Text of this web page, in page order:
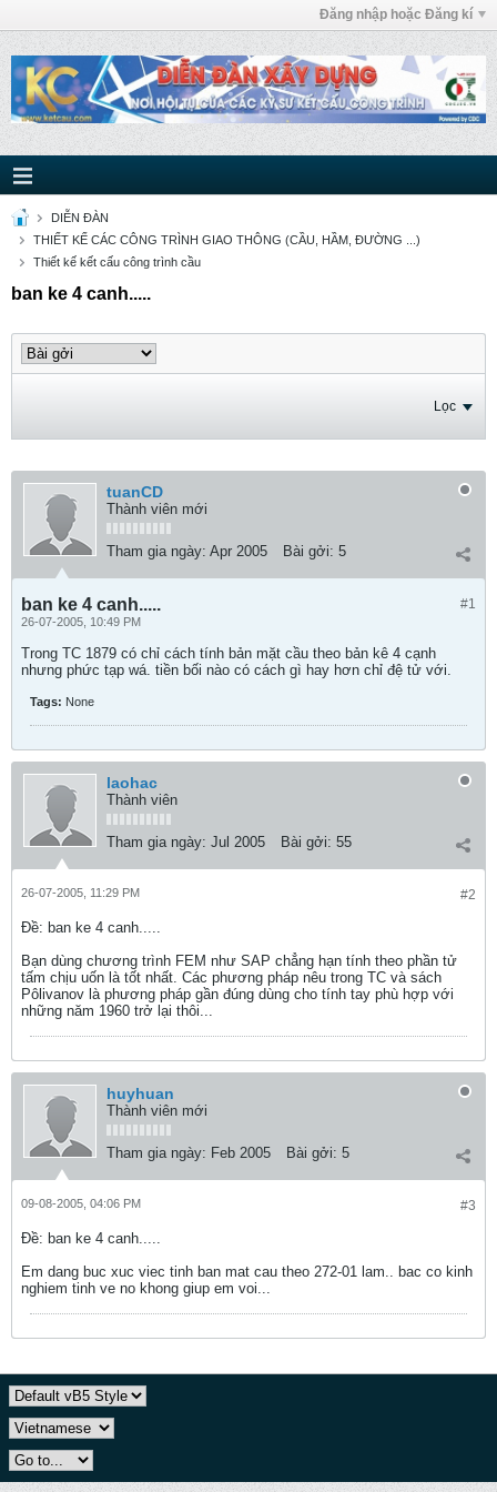
Đăng nhập hoặc Đăng kí
DIỄN ĐÀN
THIẾT KẾ CÁC CÔNG TRÌNH GIAO THÔNG (CẦU, HẦM, ĐƯỜNG ...)
Thiết kế kết cấu công trình cầu
ban ke 4 canh.....
Lọc
tuanCD
Thành viên mới
Tham gia ngày: Apr 2005 Bài gởi: 5
#1
ban ke 4 canh.....
26-07-2005, 10:49 PM
Trong TC 1879 có chỉ cách tính bản mặt cầu theo bản kê 4 cạnh
nhưng phức tạp wá. tiền bối nào có cách gì hay hơn chỉ đệ tử với.
Tags: None
laohac
Thành viên
Tham gia ngày: Jul 2005 Bài gởi: 55
#2
26-07-2005, 11:29 PM
Ðề: ban ke 4 canh.....
Bạn dùng chương trình FEM như SAP chẳng hạn tính theo phần tử
tấm chịu uốn là tốt nhất. Các phương pháp nêu trong TC và sách
Pôlivanov là phương pháp gần đúng dùng cho tính tay phù hợp với
những năm 1960 trở lại thôi...
huyhuan
Thành viên mới
Tham gia ngày: Feb 2005 Bài gởi: 5
#3
09-08-2005, 04:06 PM
Ðề: ban ke 4 canh.....
Em dang buc xuc viec tinh ban mat cau theo 272-01 lam.. bac co kinh
nghiem tinh ve no khong giup em voi...